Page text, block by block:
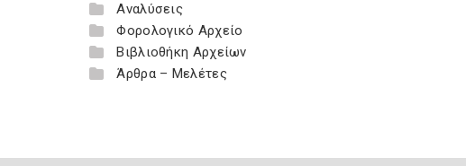
Αναλύσεις
Φορολογικό Αρχείο
Βιβλιοθήκη Αρχείων
Άρθρα – Μελέτες